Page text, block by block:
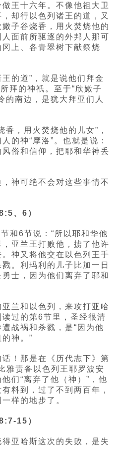
王十六年。不像他祖大卫
却行以色列诸王的道，又
子谷烧香，用火焚烧他的
面前所驱逐的外邦人那可
上、各青翠树下献祭烧
的道”，就是说他们拜金
拜的神祇。至于“欣嫩子
的南边，是犹大拜亚们人
香，用火焚烧他的儿女”，
的神“摩洛”。也就是说：
俗和信仰，把耶和华神丢
神可绝不会对这些事情不
、6）
和6节说：“所以耶和华他
亚兰王打败他，掳了他许
神又将他交在以色列王手
。利玛利的儿子比加一日
士，因为他们离弃了耶和
兰和以色列，来攻打亚哈
过的第6节里，圣经很清
战祸和杀戮，是“因为他
神。”
！那是在《历代志下》第
雅责备以色列王耶罗波安
们“离弃了他（神）”，他
料到，过了不到两百年，
样的地步了。
15）
亚哈斯这次的失败，是失